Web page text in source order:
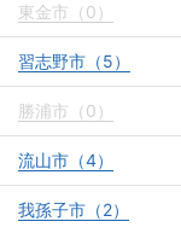
東金市（0）
習志野市（5）
勝浦市（0）
流山市（4）
我孫子市（2）